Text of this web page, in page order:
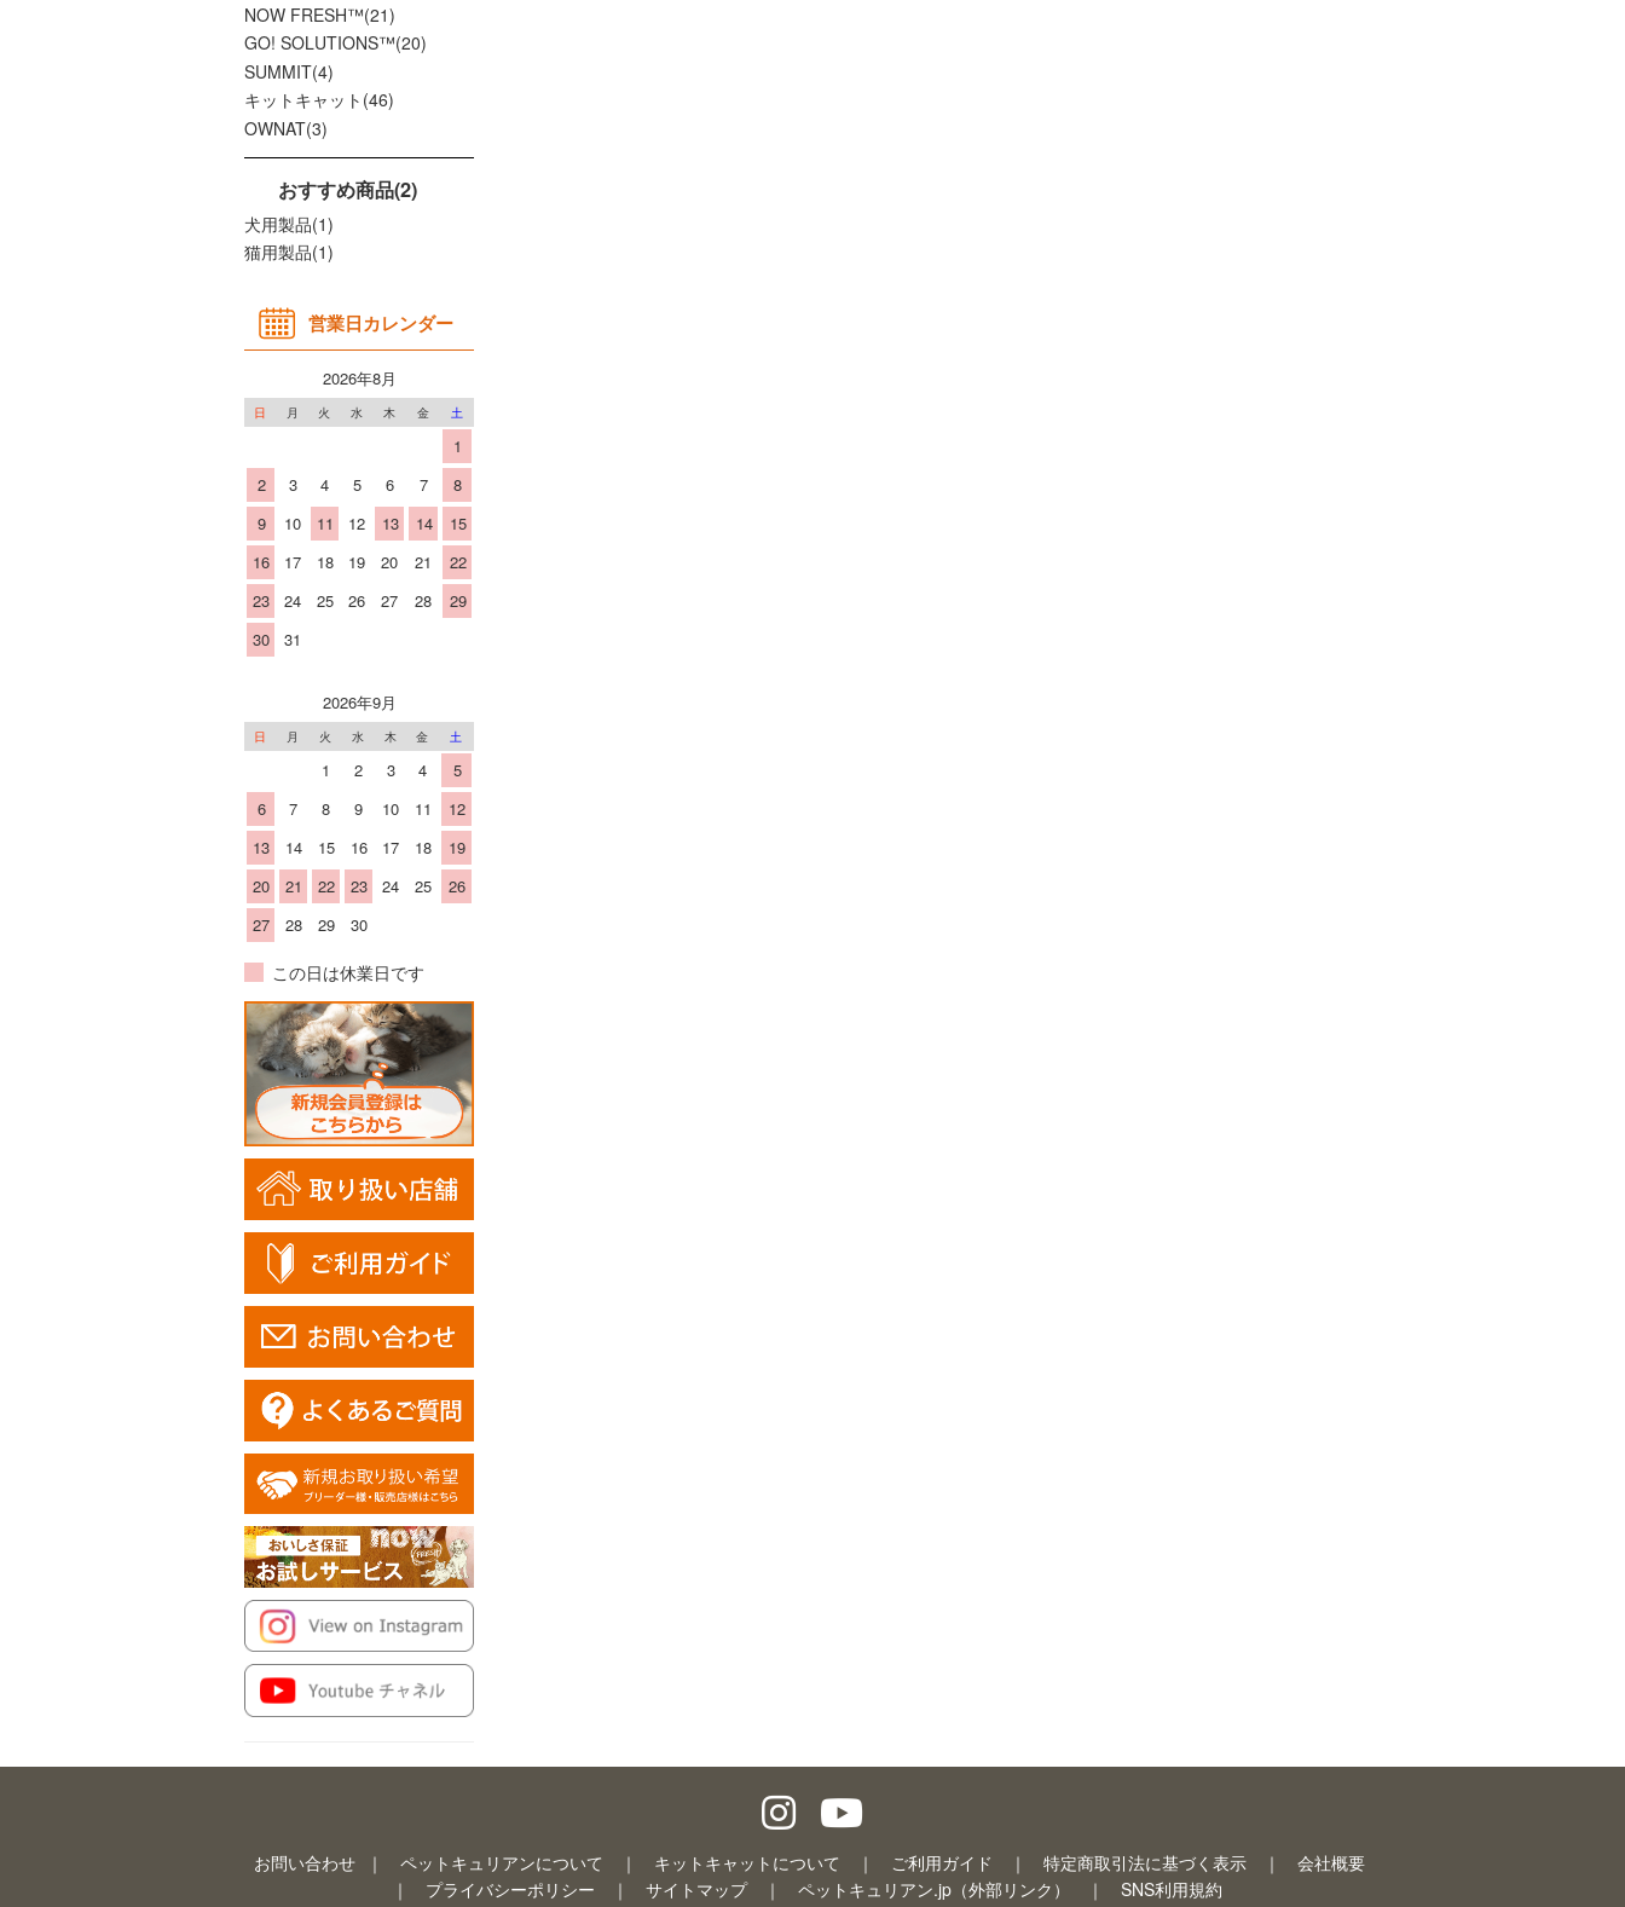
NOW FRESH™(21)
GO! SOLUTIONS™(20)
SUMMIT(4)
キットキャット(46)
OWNAT(3)
おすすめ商品(2)
犬用製品(1)
猫用製品(1)
営業日カレンダー
2026年8月
日 月 火 水 木 金 土
1
2
3 4 5 6 7
8
9
10 11 12 13 14
15
16
17 18 19 20 21
22
23
24 25 26 27 28
29
30
31
2026年9月
日 月 火 水 木 金 土
1 2 3 4
5
6
7 8 9 10 11
12
13
14 15 16 17 18
19
20
21 22 23 24 25
26
27
28 29 30
この日は休業日です
お問い合わせ ペットキュリアンについて キットキャットについて ご利用ガイド 特定商取引法に基づく表示
会社概要
プライバシーポリシー
サイトマップ ペットキュリアン.jp（外部リンク） SNS利用規約